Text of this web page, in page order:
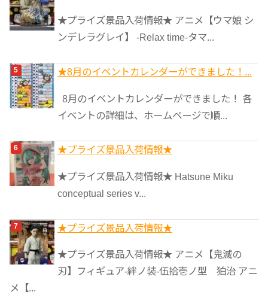
★プライズ景品入荷情報★ アニメ【ウマ娘 シ
ンデレラグレイ】 -Relax time-タマ...
★8月のイベントカレンダーができました！...
8月のイベントカレンダーができました！ 各
イベントの詳細は、ホームページで順...
★プライズ景品入荷情報★
★プライズ景品入荷情報★ Hatsune Miku
conceptual series v...
★プライズ景品入荷情報★
★プライズ景品入荷情報★ アニメ【鬼滅の
刃】フィギュア-絆ノ装-伍拾壱ノ型 狛治 アニ
メ【...